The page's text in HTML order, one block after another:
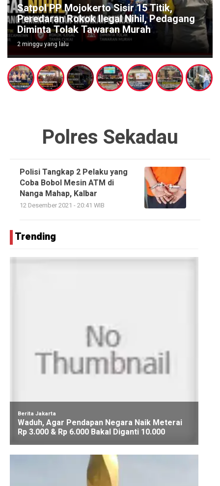
Satpol PP Mojokerto Sisir 15 Titik,
Peredaran Rokok Ilegal Nihil, Pedagang
Diminta Tolak Tawaran Murah
2 minggu yang lalu
Polres Sekadau
Polisi Tangkap 2 Pelaku yang
Coba Bobol Mesin ATM di
Nanga Mahap, Kalbar
12 Desember 2021 - 20:41 WIB
Trending